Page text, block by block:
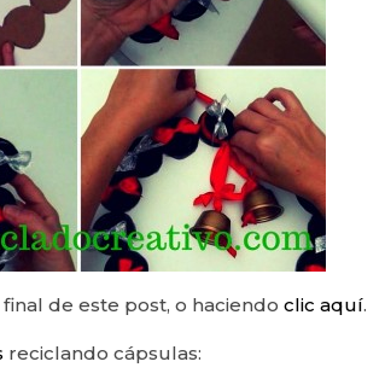
de este post, o haciendoclic aquí.
reciclando cápsulas: